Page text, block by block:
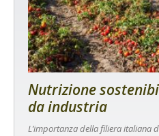
Nutrizione
da industria
L’importanza della filiera italiana